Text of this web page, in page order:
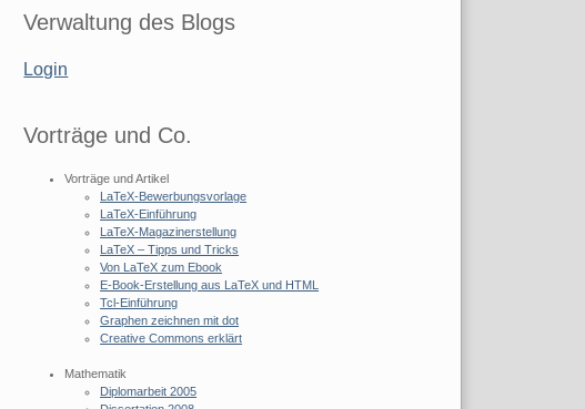
Seitenleiste
Verwaltung des Blogs
Login
Vorträge und Co.
Vorträge und Artikel
LaTeX-Bewerbungsvorlage
LaTeX-Einführung
LaTeX-Magazinerstellung
LaTeX – Tipps und Tricks
Von LaTeX zum Ebook
E-Book-Erstellung aus LaTeX und HTML
Tcl-Einführung
Graphen zeichnen mit dot
Creative Commons erklärt
Mathematik
Diplomarbeit 2005